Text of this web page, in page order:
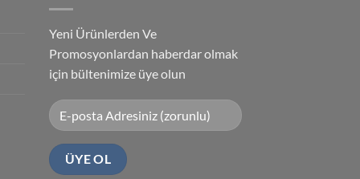
Yeni Ürünlerden Ve
Promosyonlardan haberdar olmak
için bültenimize üye olun